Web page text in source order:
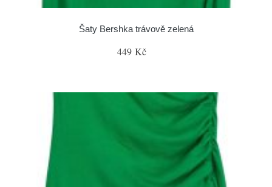
Šaty Bershka trávově zelená
449 Kč